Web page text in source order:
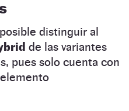
distinguir al
de las variantes
pues solo cuenta con